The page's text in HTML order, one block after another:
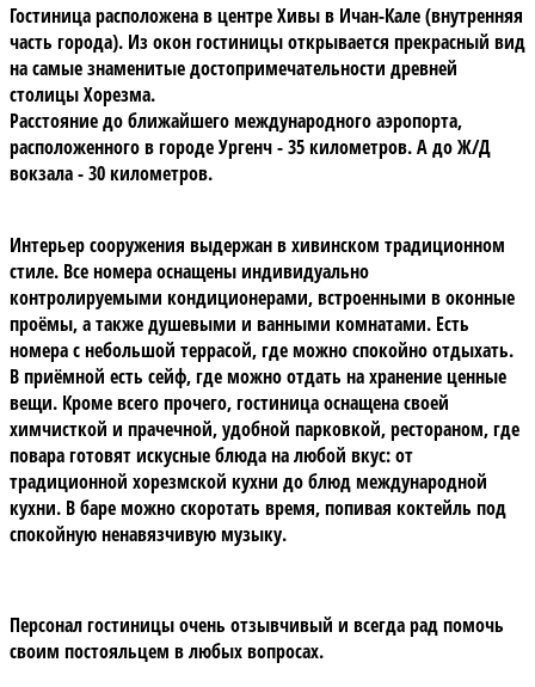
Гостиница расположена в центре Хивы в Ичан-Кале (внутренняя
часть города). Из окон гостиницы открывается прекрасный вид
на самые знаменитые достопримечательности древней
столицы Хорезма.
Расстояние до ближайшего международного аэропорта,
расположенного в городе Ургенч - 35 километров. А до Ж/Д
вокзала - 30 километров.
Интерьер сооружения выдержан в хивинском традиционном
стиле. Все номера оснащены индивидуально
контролируемыми кондиционерами, встроенными в оконные
проёмы, а также душевыми и ванными комнатами. Есть
номера с небольшой террасой, где можно спокойно отдыхать.
В приёмной есть сейф, где можно отдать на хранение ценные
вещи. Кроме всего прочего, гостиница оснащена своей
химчисткой и прачечной, удобной парковкой, рестораном, где
повара готовят искусные блюда на любой вкус: от
традиционной хорезмской кухни до блюд международной
кухни. В баре можно скоротать время, попивая коктейль под
спокойную ненавязчивую музыку.
Персонал гостиницы очень отзывчивый и всегда рад помочь
своим постояльцем в любых вопросах.